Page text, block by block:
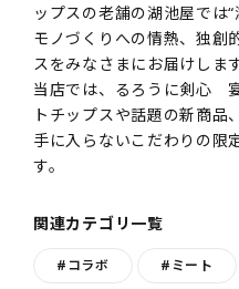
ップスの老舗の湖池屋では
モノづくりへの情熱、独創
スをみなさまにお届けします
当店では、るろうに剣心
トチップスや話題の新商品
手に入らないこだわりの限
す。
関連カテゴリ一覧
#コラボ #ミート